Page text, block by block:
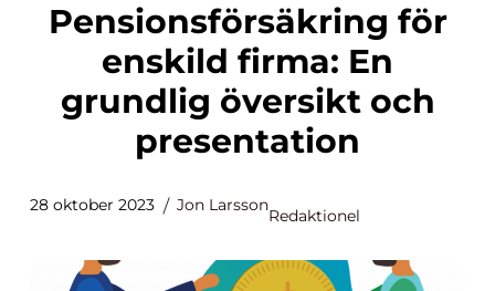
Pensionsförsäkring för
enskild firma: En
grundlig översikt och
presentation
28 oktober 2023 Jon Larsson
Redaktionel